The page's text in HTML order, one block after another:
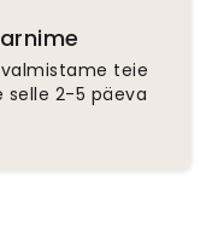
teie
selle 2-5 päeva